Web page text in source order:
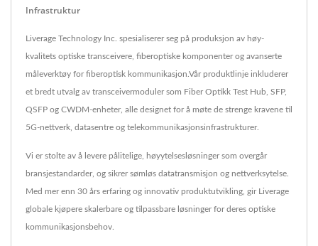
Infrastruktur
Liverage Technology Inc. spesialiserer seg på produksjon av høy-
kvalitets optiske transceivere, fiberoptiske komponenter og avanserte
måleverktøy for fiberoptisk kommunikasjon.Vår produktlinje inkluderer
et bredt utvalg av transceivermoduler som Fiber Optikk Test Hub, SFP,
QSFP og CWDM-enheter, alle designet for å møte de strenge kravene til
5G-nettverk, datasentre og telekommunikasjonsinfrastrukturer.
Vi er stolte av å levere pålitelige, høyytelsesløsninger som overgår
bransjestandarder, og sikrer sømløs datatransmisjon og nettverksytelse.
Med mer enn 30 års erfaring og innovativ produktutvikling, gir Liverage
globale kjøpere skalerbare og tilpassbare løsninger for deres optiske
kommunikasjonsbehov.